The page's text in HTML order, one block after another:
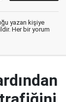
yazan kişiye
Her bir yorum